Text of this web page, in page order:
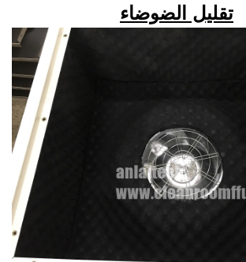
تقليل الضوضاء